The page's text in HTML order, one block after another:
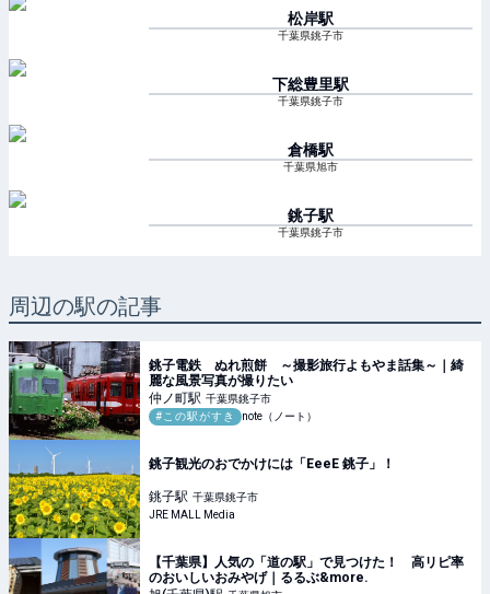
松岸駅
千葉県銚子市
下総豊里駅
千葉県銚子市
倉橋駅
千葉県旭市
銚子駅
千葉県銚子市
周辺の駅の記事
銚子電鉄 ぬれ煎餅 ～撮影旅行よもやま話集～｜綺
麗な風景写真が撮りたい
仲ノ町駅 千葉県銚子市
#この駅がすき
note（ノート）
銚子観光のおでかけには「EeeE 銚子」！
銚子駅 千葉県銚子市
JRE MALL Media
【千葉県】人気の「道の駅」で見つけた！ 高リピ率
のおいしいおみやげ｜るるぶ&more.